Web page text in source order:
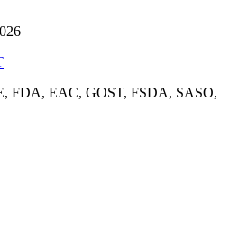
FDA, EAC, GOST, FSDA, SASO,